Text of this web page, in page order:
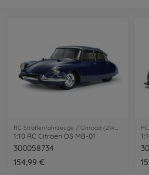
RC Straßenfahrzeuge / Onroad (2WD/4WD)
1:10 RC Citroen DS MB-01
300058734
154,99 €